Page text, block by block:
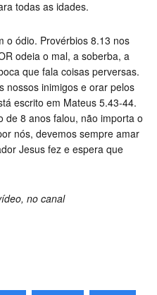
todas as idades.
ódio. Provérbios 8.13 nos
odeia o mal, a soberba, a
que fala coisas perversas.
nossos inimigos e orar pelos
escrito em Mateus 5.43-44.
de 8 anos falou, não importa o
nós, devemos sempre amar
Jesus fez e espera que
no canal